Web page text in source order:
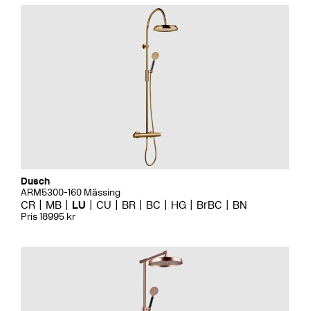
Dusch
ARM5300-160 Mässing
CR MB LU CU BR BC HG BrBC BN
Pris 18995 kr